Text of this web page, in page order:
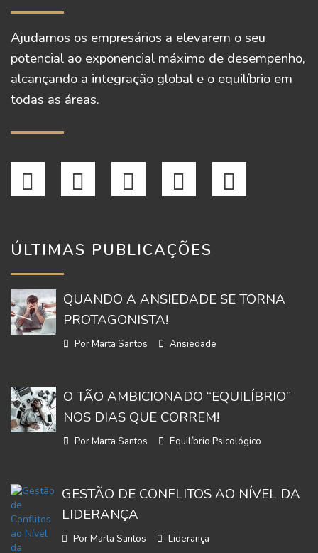
Ajudamos os empresários a elevarem o seu
potencial ao exponencial máximo de desempenho,
alcançando a integração global e o equilíbrio em
todas as áreas.
ÚLTIMAS PUBLICAÇÕES
QUANDO A ANSIEDADE SE TORNA
PROTAGONISTA!
Por Marta Santos Ansiedade
O TÃO AMBICIONADO “EQUILÍBRIO”
NOS DIAS QUE CORREM!
Por Marta Santos Equilíbrio Psicológico
GESTÃO DE CONFLITOS AO NÍVEL DA
LIDERANÇA
Por Marta Santos Liderança